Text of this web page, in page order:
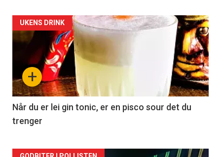
Forsiden
akkurat
nå
-
2
+
UKENS DRINK
Når du er lei gin tonic, er en pisco sour det du
trenger